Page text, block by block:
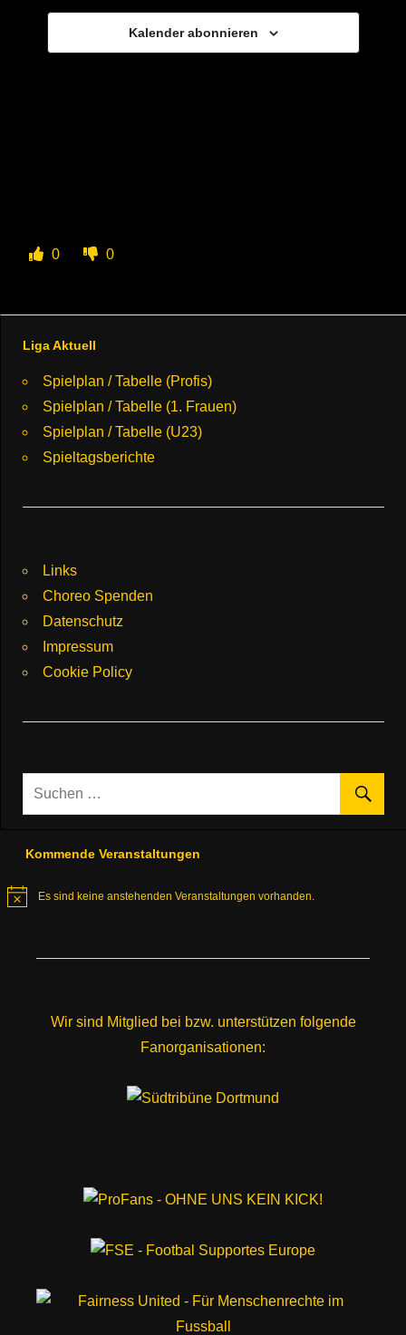
Kalender abonnieren
0 0
Liga Aktuell
Spielplan / Tabelle (Profis)
Spielplan / Tabelle (1. Frauen)
Spielplan / Tabelle (U23)
Spieltagsberichte
Links
Choreo Spenden
Datenschutz
Impressum
Cookie Policy
Kommende Veranstaltungen
HinweisEs sind keine anstehenden Veranstaltungen vorhanden.
Wir sind Mitglied bei bzw. unterstützen folgende
Fanorganisationen: